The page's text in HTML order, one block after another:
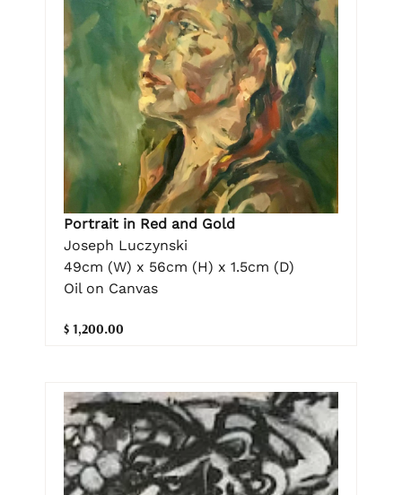
Portrait in Red and Gold
Joseph Luczynski
49cm (W) x 56cm (H) x 1.5cm (D)
Oil on Canvas
$ 1,200.00